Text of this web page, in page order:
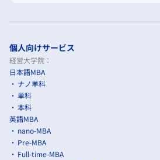
個人向けサービス
経営大学院：
日本語MBA
ナノ単科
単科
本科
英語MBA
nano-MBA
Pre-MBA
Full-time-MBA